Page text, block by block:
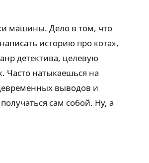
машины. Дело в том, что
историю про кота»,
детектива, целевую
Часто натыкаешься на
выводов и
сам собой. Ну, а